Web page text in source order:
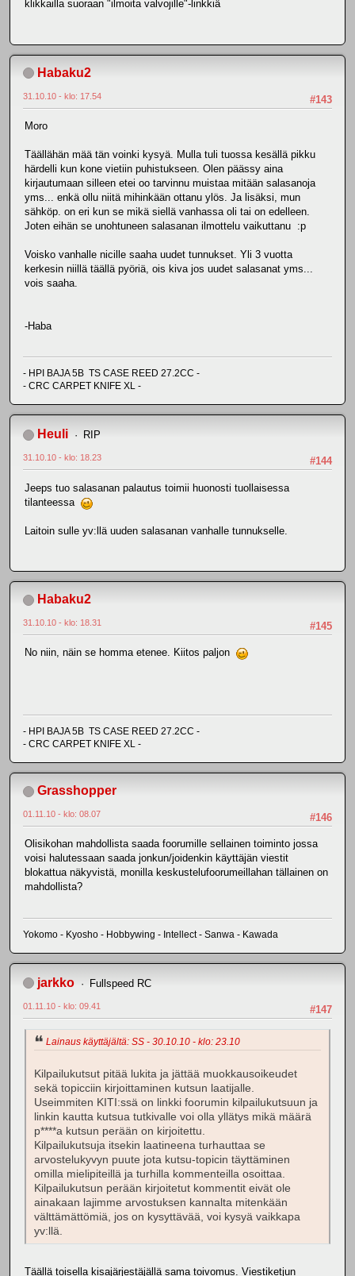
klikkailla suoraan "ilmoita valvojille"-linkkiä
Habaku2
#143
31.10.10 - klo: 17.54
Moro
Täällähän mää tän voinki kysyä. Mulla tuli tuossa kesällä pikku
härdelli kun kone vietiin puhistukseen. Olen päässy aina
kirjautumaan silleen etei oo tarvinnu muistaa mitään salasanoja
yms... enkä ollu niitä mihinkään ottanu ylös. Ja lisäksi, mun
sähköp. on eri kun se mikä siellä vanhassa oli tai on edelleen.
Joten eihän se unohtuneen salasanan ilmottelu vaikuttanu :p
Voisko vanhalle nicille saaha uudet tunnukset. Yli 3 vuotta
kerkesin niillä täällä pyöriä, ois kiva jos uudet salasanat yms...
vois saaha.
-Haba
- HPI BAJA 5B TS CASE REED 27.2CC -
- CRC CARPET KNIFE XL -
Heuli RIP
#144
31.10.10 - klo: 18.23
Jeeps tuo salasanan palautus toimii huonosti tuollaisessa
tilanteessa
Laitoin sulle yv:llä uuden salasanan vanhalle tunnukselle.
Habaku2
#145
31.10.10 - klo: 18.31
No niin, näin se homma etenee. Kiitos paljon
- HPI BAJA 5B TS CASE REED 27.2CC -
- CRC CARPET KNIFE XL -
Grasshopper
#146
01.11.10 - klo: 08.07
Olisikohan mahdollista saada foorumille sellainen toiminto jossa
voisi halutessaan saada jonkun/joidenkin käyttäjän viestit
blokattua näkyvistä, monilla keskustelufoorumeillahan tällainen on
mahdollista?
Yokomo - Kyosho - Hobbywing - Intellect - Sanwa - Kawada
jarkko Fullspeed RC
#147
01.11.10 - klo: 09.41
Lainaus käyttäjältä: SS - 30.10.10 - klo: 23.10
Kilpailukutsut pitää lukita ja jättää muokkausoikeudet
sekä topicciin kirjoittaminen kutsun laatijalle.
Useimmiten KITI:ssä on linkki foorumin kilpailukutsuun ja
linkin kautta kutsua tutkivalle voi olla yllätys mikä määrä
p****a kutsun perään on kirjoitettu.
Kilpailukutsuja itsekin laatineena turhauttaa se
arvostelukyvyn puute jota kutsu-topicin täyttäminen
omilla mielipiteillä ja turhilla kommenteilla osoittaa.
Kilpailukutsun perään kirjoitetut kommentit eivät ole
ainakaan lajimme arvostuksen kannalta mitenkään
välttämättömiä, jos on kysyttävää, voi kysyä vaikkapa
yv:llä.
Täällä toisella kisajärjestäjällä sama toivomus. Viestiketjun